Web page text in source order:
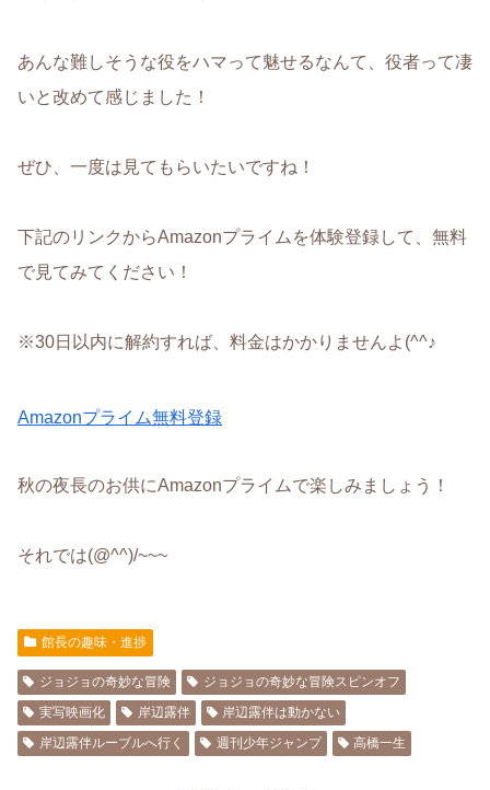
あんな難しそうな役をハマって魅せるなんて、役者って凄
いと改めて感じました！
ぜひ、一度は見てもらいたいですね！
下記のリンクからAmazonプライムを体験登録して、無料
で見てみてください！
※30日以内に解約すれば、料金はかかりませんよ(^^♪
Amazonプライム無料登録
秋の夜長のお供にAmazonプライムで楽しみましょう！
それでは(@^^)/~~~
館長の趣味・進捗
ジョジョの奇妙な冒険
ジョジョの奇妙な冒険スピンオフ
実写映画化
岸辺露伴
岸辺露伴は動かない
岸辺露伴ルーブルへ行く
週刊少年ジャンプ 高橋一生